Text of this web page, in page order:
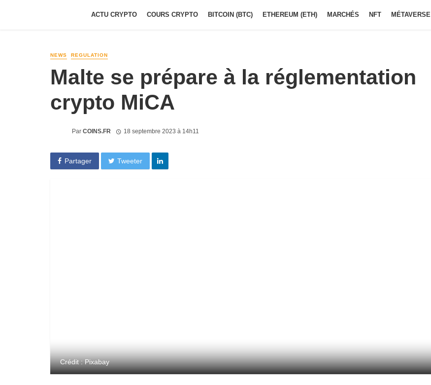
ACTU CRYPTO COURS CRYPTO BITCOIN (BTC) ETHEREUM (ETH) MARCHÉS NFT MÉTAVERSE
NEWS REGULATION
Malte se prépare à la réglementation
crypto MiCA
Par COINS.FR 18 septembre 2023 à 14h11
Partager Tweeter
Crédit : Pixabay